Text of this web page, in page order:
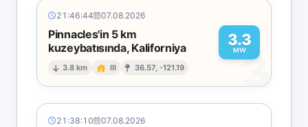
21:46:44 07.08.2026
Pinnacles'in 5 km
kuzeybatısında, Kaliforniya
3.8 km III 36.57, -121.19
3.3
MW
3
21:38:10 07.08.2026